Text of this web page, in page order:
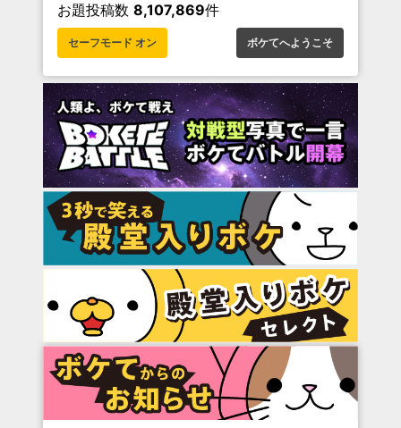
お題投稿数 8,107,869件
セーフモード オン ボケてへようこそ